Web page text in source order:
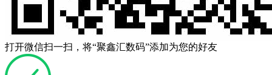
打开微信扫一扫，将“聚鑫汇数码”添加为您的好友